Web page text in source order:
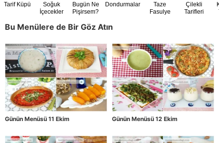
Tarif Küpü
Soğuk
İçecekler
Bugün Ne
Pişirsem?
Dondurmalar
Taze
Fasulye
Çilekli
Tarifleri
Bu Menülere de Bir Göz Atın
Günün Menüsü 11 Ekim Günün Menüsü 12 Ekim